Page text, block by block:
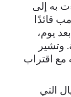
به إلى
قائدًا
يوم،
وتشير
مع اقتراب
التي